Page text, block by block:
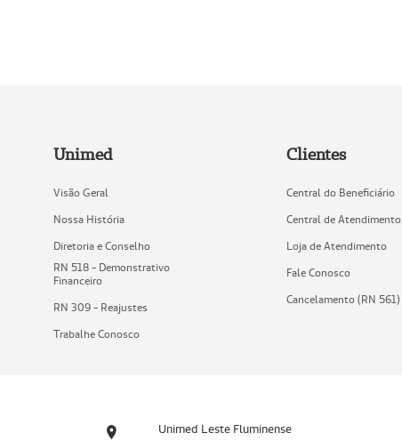
Unimed
Visão Geral
Nossa História
Diretoria e Conselho
RN 518 - Demonstrativo
Financeiro
RN 309 - Reajustes
Trabalhe Conosco
Clientes
Central do Beneficiário
Central de Atendimento
Loja de Atendimento
Fale Conosco
Cancelamento (RN 561)
Unimed Leste Fluminense